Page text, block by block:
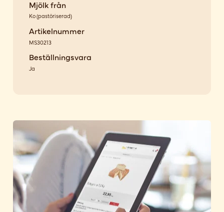
Mjölk från
Ko(pastöriserad)
Artikelnummer
MS30213
Beställningsvara
Ja